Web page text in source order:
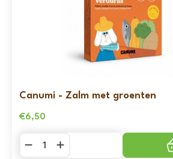
Canumi - Zalm met groenten
€6,50